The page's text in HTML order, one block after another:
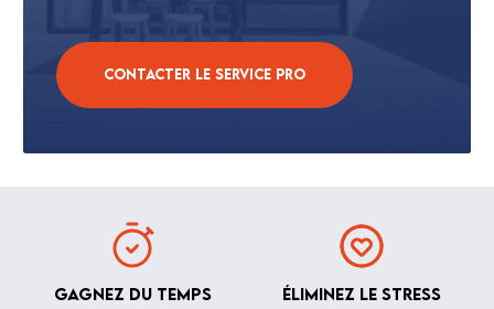
Contacter le service pro
Gagnez du temps Éliminez le stress